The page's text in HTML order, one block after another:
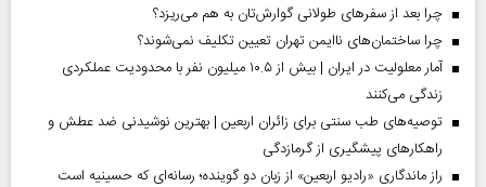
چرا بعد از سفرهای طولانی گوارش‌تان به هم می‌ریزد؟
چرا ساختمان‌های ناایمن تهران تعیین تکلیف نمی‌شوند؟
آمار معلولیت در ایران | بیش از ۱۰.۵ میلیون نفر با محدودیت عملکردی
زندگی می‌کنند
توصیه‌های طب سنتی برای زائران اربعین | بهترین نوشیدنی ضد عطش و
راهکارهای پیشگیری از گرمازدگی
راز ماندگاری «رادیو اربعین» از زبان دو گوینده؛ رسانه‌ای که حسینیه است